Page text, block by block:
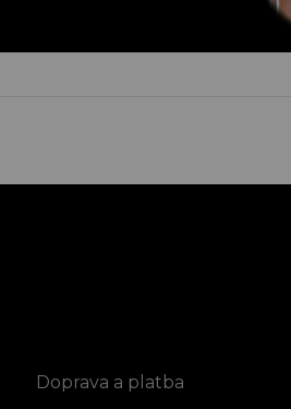
Doprava a platba